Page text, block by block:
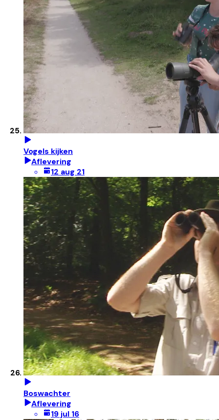
Vogels kijken
Aflevering
12 aug 21
Boswachter
Aflevering
19 jul 16